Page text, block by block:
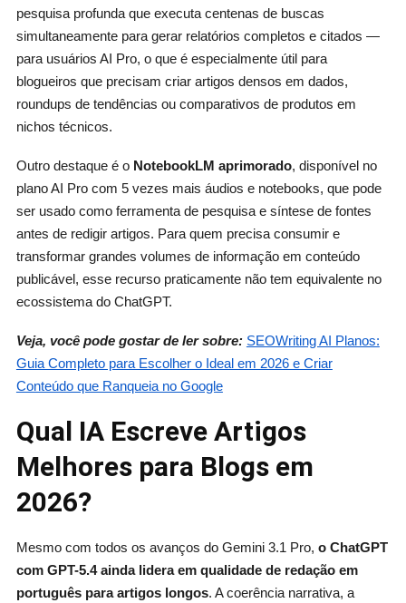
pesquisa profunda que executa centenas de buscas
simultaneamente para gerar relatórios completos e citados —
para usuários AI Pro, o que é especialmente útil para
blogueiros que precisam criar artigos densos em dados,
roundups de tendências ou comparativos de produtos em
nichos técnicos.
Outro destaque é o NotebookLM aprimorado, disponível no
plano AI Pro com 5 vezes mais áudios e notebooks, que pode
ser usado como ferramenta de pesquisa e síntese de fontes
antes de redigir artigos. Para quem precisa consumir e
transformar grandes volumes de informação em conteúdo
publicável, esse recurso praticamente não tem equivalente no
ecossistema do ChatGPT.
Veja, você pode gostar de ler sobre: SEOWriting AI Planos:
Guia Completo para Escolher o Ideal em 2026 e Criar
Conteúdo que Ranqueia no Google
Qual IA Escreve Artigos
Melhores para Blogs em
2026?
Mesmo com todos os avanços do Gemini 3.1 Pro, o ChatGPT
com GPT-5.4 ainda lidera em qualidade de redação em
português para artigos longos. A coerência narrativa, a